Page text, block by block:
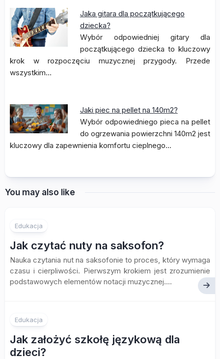
Jaka gitara dla początkującego
dziecka?
Wybór odpowiedniej gitary dla
początkującego dziecka to kluczowy
krok w rozpoczęciu muzycznej przygody. Przede
wszystkim…
Jaki piec na pellet na 140m2?
Wybór odpowiedniego pieca na pellet
do ogrzewania powierzchni 140m2 jest
kluczowy dla zapewnienia komfortu cieplnego…
You may also like
Edukacja
Jak czytać nuty na saksofon?
Nauka czytania nut na saksofonie to proces, który wymaga
czasu i cierpliwości. Pierwszym krokiem jest zrozumienie
podstawowych elementów notacji muzycznej....
Edukacja
Jak założyć szkołę językową dla
dzieci?